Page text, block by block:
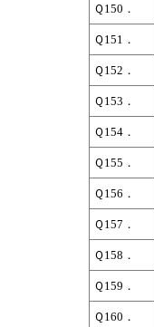
Ｑ150．
Ｑ151．
Ｑ152．
Ｑ153．
Ｑ154．
Ｑ155．
Ｑ156．
Ｑ157．
Ｑ158．
Ｑ159．
Ｑ160．